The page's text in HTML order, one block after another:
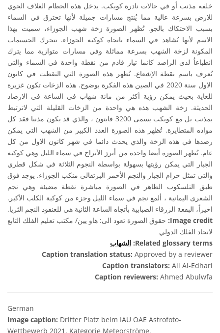
خلفه مذنب أو في حالات نادرة كويكب. يدخل هذه الحطام الغلاف الجوي
للارض بسرعة عالية مما يُنتج مسارات جميلة لأنها تحترق في السماء
بسبب الاحتكاك بالجو. تُظهر الصورة زخة شهب الجوزاء، سميت بهذا
الاسم لأنها تُشاهد في السماء باتجاه كوكبة الجوزاء. تتحرك الجسيمات
المكونة لزخة الشهب بسرعة مماثلة وفي مسارات متوازية مما يترك
انطباعاُ لدى الراصد كانما تيار قادم من نقطة واحدة في السماء والتي
تُعرف باسم نقطة الإشعاع. تُظهر هذه الصورة التي التقطت في كانون
الاول سنة 2020 في الصين هذه الفكرة بوضوح. هذه الزخات تكون غزيرة
للغاية بحيث يمكن رؤية أكثر من مائة شهاب في الساعة في الارصاد
الحديثة. زخة الشهب هذه هي واحدة من الزخات القليلة التي لاترتبط
بمذنب بل مع كويكب يسمى 3200 فايتون ، والذي قد يكون مذنبا فقد كل
مواده المتطايرة. تُظهر هذه الصورة العدد الكبير من الشهب التي يمكن
رصدها في هذه الزخة والذي يحدث دائما في شهر كانون الاول من كل
عام. تُظهر الصورة أيضا واحدة من أبرز الأبراج في سماء الليل وهي كوكبة
الجبار التي يمكن رؤيتها بسهولة بواسطة النجوم الثلاثة في شكل قطري
والتي تمثل حزام الجبار والنجم الأحمر البرتقالي منكب الجوزاء. يوجد فوق
طبق التلسكوب الظاهر في الصورة مباشرة نقطة مضيئة وهي نجم
الشعرى اليمانية ، ألمع نجم في سماء الليل وجزء من كوكبة الكلب الأكبر.
اخيراً، البقعة الزرقاء الضبابية بأتجاه الساعة الثانية هي للعنقود النجم الثريا.
Image credit: حقوق الصورة تعود الى: هاو يين/ مكتب تعليم الفلك التابع
لاتحاد الفلك الدولي
Related glossary terms: الشهاب
Caption translation status: Approved by a reviewer
Caption translators: Ali Al-Edhari
Caption reviewers: Ahmed Abulwfa
German
Image caption: Dritter Platz beim IAU OAE Astrofoto-
Wettbewerb 2021, Kategorie Meteorströme.